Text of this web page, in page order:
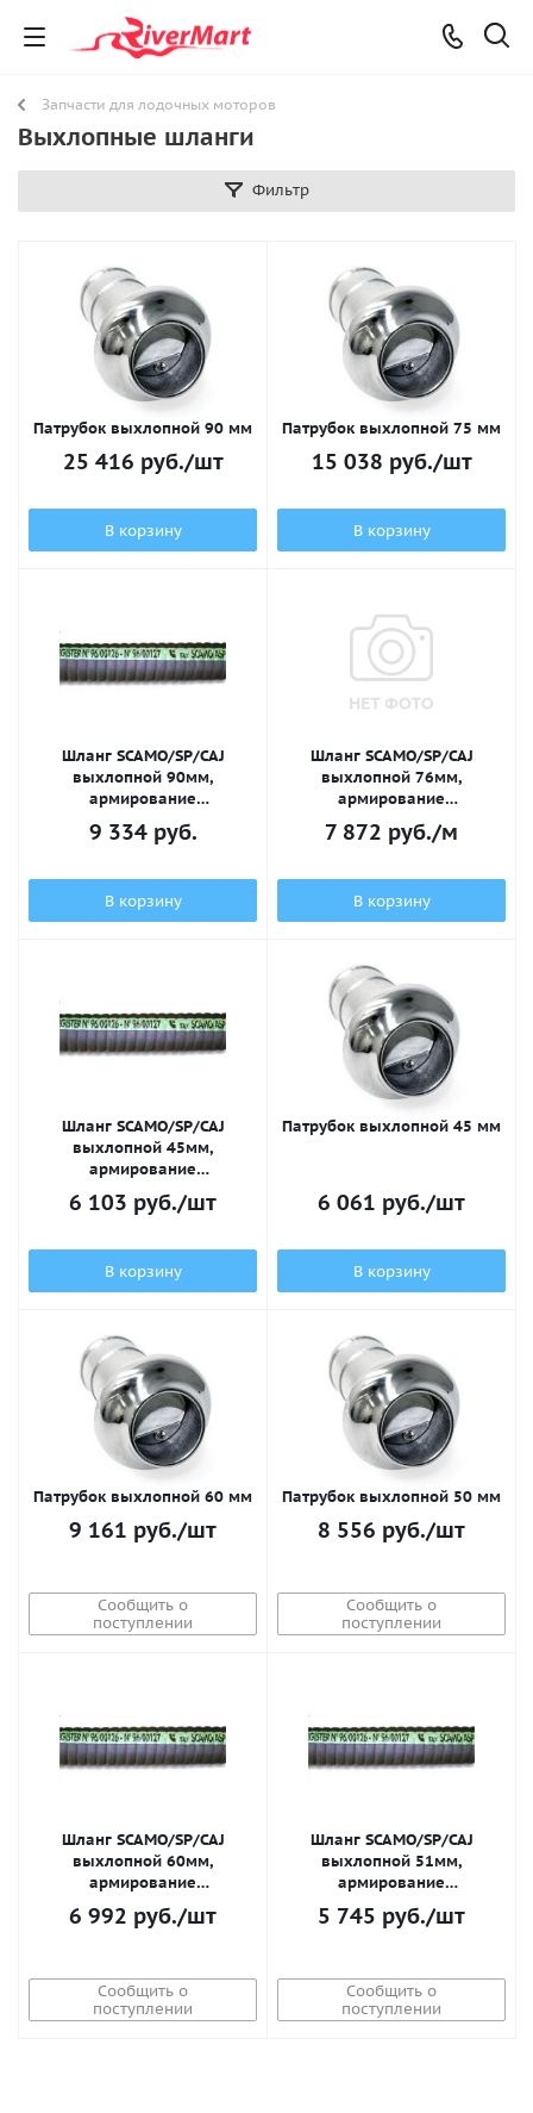
Запчасти для лодочных моторов
Выхлопные шланги
Фильтр
Патрубок выхлопной 90 мм
25 416 руб./шт
В корзину
Патрубок выхлопной 75 мм
15 038 руб./шт
В корзину
Шланг SCAMO/SP/CAJ
выхлопной 90мм,
армирование
металлической пружиной
9 334руб.
В корзину
Шланг SCAMO/SP/CAJ
выхлопной 76мм,
армирование
металлической пружиной
7 872 руб./м
В корзину
Шланг SCAMO/SP/CAJ
выхлопной 45мм,
армирование
металлической пружиной
6 103 руб./шт
В корзину
Патрубок выхлопной 45 мм
6 061 руб./шт
В корзину
Патрубок выхлопной 60 мм
9 161 руб./шт
Сообщить о
поступлении
Патрубок выхлопной 50 мм
8 556 руб./шт
Сообщить о
поступлении
Шланг SCAMO/SP/CAJ
выхлопной 60мм,
армирование
металлической пружиной
6 992 руб./шт
Сообщить о
поступлении
Шланг SCAMO/SP/CAJ
выхлопной 51мм,
армирование
металлической пружиной
5 745 руб./шт
Сообщить о
поступлении